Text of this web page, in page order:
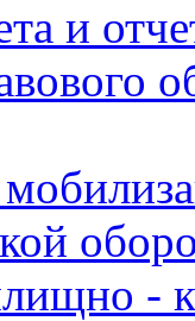
и
-